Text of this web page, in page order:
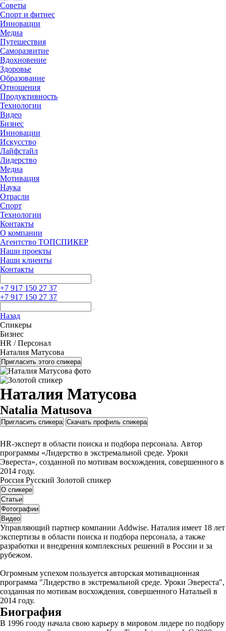
Советы
Спорт и фитнес
Инновации
Медиа
Путешествия
Саморазвитие
Вдохновение
Здоровье
Образование
Отношения
Продуктивность
Технологии
Видеo
Бизнес
Инновации
Искусство
Лайфстайл
Лидерство
Медиа
Мотивация
Наука
Отрасли
Спорт
Технологии
Контакты
О компании
Агентство ТОПСПИКЕР
Наши проекты
Наши клиенты
Контакты
+7 917 150 27 37
+7 917 150 27 37
Назад
Спикеры
Бизнес
HR / Персонал
Наталия Матусова
Пригласить этого спикера
Наталия Матусова
Natalia Matusova
Пригласить спикера Скачать профиль спикера
HR-эксперт в области поиска и подбора персонала. Автор
программы «Лидерство в экстремальной среде. Уроки
Эвереста», созданной по мотивам восхождения, совершенного в
2014 году.
Россия Русский Золотой спикер
О спикере
Статьи
Фотографии
Видео
Управляющий партнер компании Addwise. Наталия имеет 18 лет
экспертизы в области поиска и подбора персонала, а также
разработки и внедрения комплексных решений в России и за
рубежом.
Огромным успехом пользуется авторская мотивационная
программа "Лидерство в экстремальной среде. Уроки Эвереста",
созданная по мотивам восхождения, совершенного Натальей в
2014 году.
Биография
В 1996 гооду начала свою карьеру в мировом лидере по подбору